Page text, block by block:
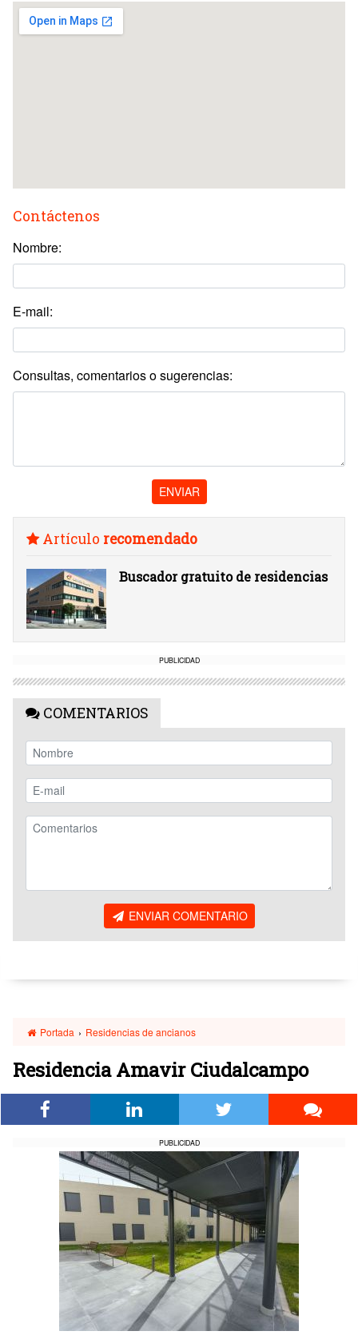
Contáctenos
Nombre:
E-mail:
Consultas, comentarios o sugerencias:
ENVIAR
Artículo recomendado
Buscador gratuito de residencias
PUBLICIDAD
COMENTARIOS
ENVIAR COMENTARIO
Portada › Residencias de ancianos
Residencia Amavir Ciudalcampo
PUBLICIDAD